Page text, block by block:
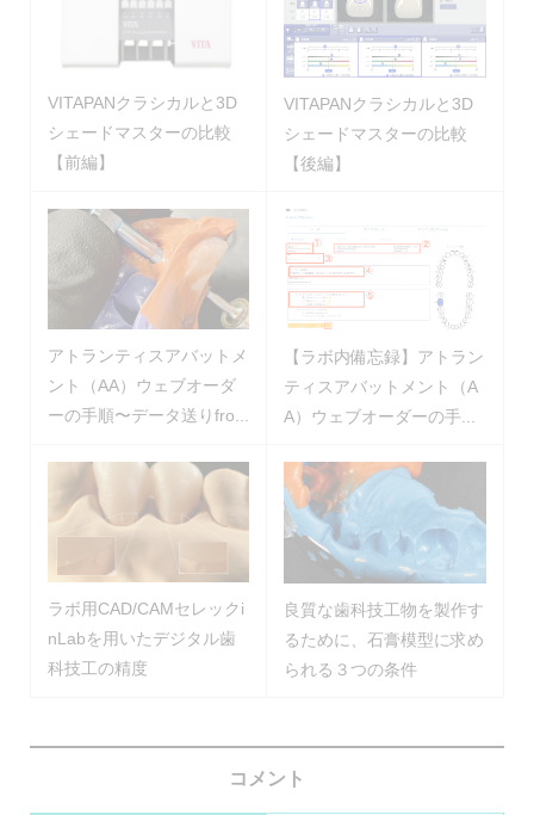
VITAPANクラシカルと3D
シェードマスターの比較
【前編】
VITAPANクラシカルと3D
シェードマスターの比較
【後編】
アトランティスアバットメ
ント（AA）ウェブオーダ
ーの手順〜データ送りfro...
【ラボ内備忘録】アトラン
ティスアバットメント（A
A）ウェブオーダーの手...
ラボ用CAD/CAMセレックi
nLabを用いたデジタル歯
科技工の精度
良質な歯科技工物を製作す
るために、石膏模型に求め
られる３つの条件
コメント